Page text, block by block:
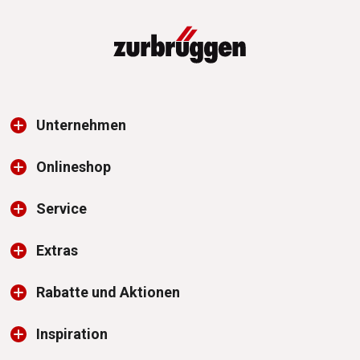
Unternehmen
Onlineshop
Service
Extras
Rabatte und Aktionen
Inspiration